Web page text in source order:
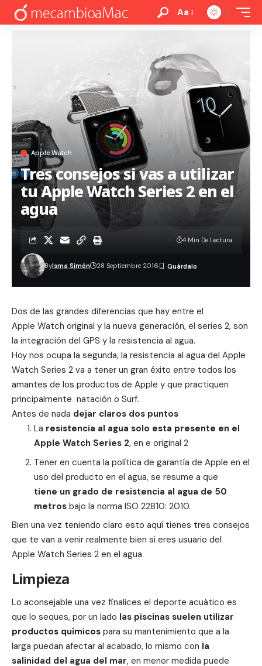
Aa
Apple Watch
Tres consejos si vas a utilizar
tu Apple Watch Series 2 en el
agua
ByIsma Simón 28 Septiembre 2016
4 Min De Lectura
Dos de las grandes diferencias que hay entre el
Apple Watch original y la nueva generación, el series 2, son
la integración del GPS y la resistencia al agua.
Hoy nos ocupa la segunda, la resistencia al agua del Apple
Watch Series 2 va a tener un gran éxito entre todos los
amantes de los productos de Apple y que practiquen
principalmente natación o Surf.
Antes de nada dejar claros dos puntos
La resistencia al agua solo esta presente en el
Apple Watch Series 2, en e original 2
Tener en cuenta la política de garantía de Apple en el
uso del producto en el agua, se resume a que
tiene un grado de resistencia al agua de 50
metrosbajo la norma ISO 22810: 2010.
Bien una vez teniendo claro esto aquí tienes tres consejos
que te van a venir realmente bien si eres usuario del
Apple Watch Series 2 en el agua.
Limpieza
Lo aconsejable una vez finalices el deporte acuático es
que lo seques, por un lado las piscinas suelen utilizar
productos químicos para su mantenimiento que a la
larga puedan afectar al acabado, lo mismo con la
salinidad del agua del mar, en menor medida puede